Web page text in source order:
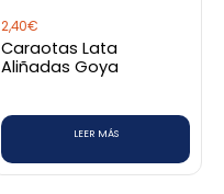
2,40€
Caraotas Lata
Aliñadas Goya
LEER MÁS